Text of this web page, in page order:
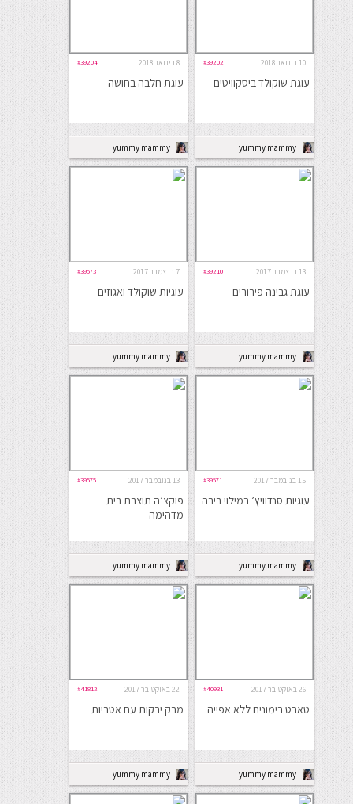
10 בינואר 2018 #39202
עוגת שוקולד ביסקוויטים
yummy mammy
8 בינואר 2018 #39204
עוגת חלבה בחושה
yummy mammy
13 בדצמבר 2017 #39210
עוגת גבינה פירורים
yummy mammy
7 בדצמבר 2017 #39573
עוגיות שוקולד ואגוזים
yummy mammy
15 בנובמבר 2017 #39571
עוגיות סנדוויץ’ במילוי ריבה
yummy mammy
13 בנובמבר 2017 #39575
פוקצ’ה תוצרת בית
מדהימה
yummy mammy
26 באוקטובר 2017 #40931
טארט רימונים ללא אפייה
yummy mammy
22 באוקטובר 2017 #41812
מרק ירקות עם אטריות
yummy mammy